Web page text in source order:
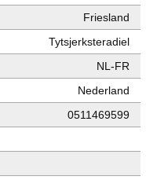
Friesland
Tytsjerksteradiel
NL-FR
Nederland
0511469599